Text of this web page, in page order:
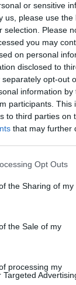
or sensitive
us, please use the
selection. Please
you may
on personal
disclosed to
opt-out
information
participants.
to third parties on
that may further
app uses
or usage
Google and its
specified
Opt Outs
the Sharing of my
the Sale of my
processing my
film"
amikor
amely a
különböző
is találtunk
Alig
eredeti
Az így
változatnak
a film
Ottónak,
házi
ismét
az
nagyszerű
aki
ahhoz,
A